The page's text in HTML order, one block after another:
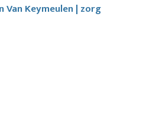
Van Keymeulen | zorg